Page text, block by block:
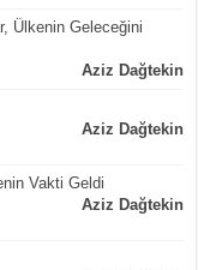
Ülkenin Geleceğini
Aziz Dağtekin
Aziz Dağtekin
Vakti Geldi
Aziz Dağtekin